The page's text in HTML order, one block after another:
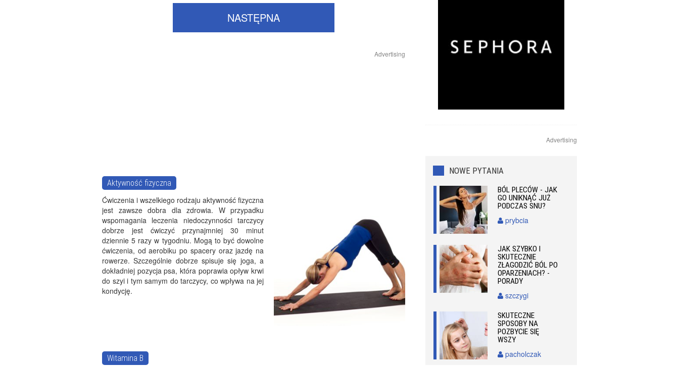
NASTĘPNA
Advertising
Aktywność fizyczna
Ćwiczenia i wszelkiego rodzaju aktywność fizyczna
jest zawsze dobra dla zdrowia. W przypadku
wspomagania leczenia niedoczynności tarczycy
dobrze jest ćwiczyć przynajmniej 30 minut
dziennie 5 razy w tygodniu. Mogą to być dowolne
ćwiczenia, od aerobiku po spacery oraz jazdę na
rowerze. Szczególnie dobrze spisuje się joga, a
dokładniej pozycja psa, która poprawia opływ krwi
do szyi i tym samym do tarczycy, co wpływa na jej
kondycję.
Witamina B
Advertising
NOWE PYTANIA
BÓL PLECÓW - JAK
GO UNIKNĄĆ JUŻ
PODCZAS SNU?
prybcia
JAK SZYBKO I
SKUTECZNIE
ZŁAGODZIĆ BÓL PO
OPARZENIACH? -
PORADY
szczygi
SKUTECZNE
SPOSOBY NA
POZBYCIE SIĘ
WSZY
pacholczak